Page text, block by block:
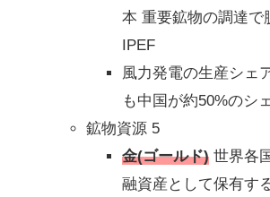
本 重要鉱物の調達で
IPEF
風力発電の生産シェ
も中国が約50%のシ
鉱物資源 5
金(ゴールド) 世界各
融資産として保有す